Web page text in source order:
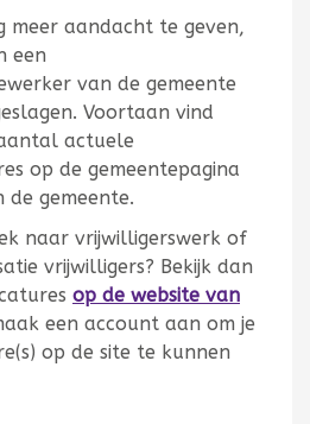
meer aandacht te geven,
een
van de gemeente
Voortaan vind
actuele
op de gemeentepagina
de gemeente.
naar vrijwilligerswerk of
vrijwilligers? Bekijk dan
op de website van
een account aan om je
op de site te kunnen